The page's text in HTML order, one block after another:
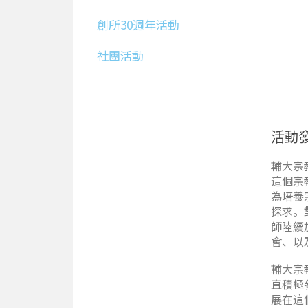
創所30週年活動
社團活動
活動
輔大宗
這個宗
為培養
探求。
師陸續
會、以
輔大宗
直積極
展在這